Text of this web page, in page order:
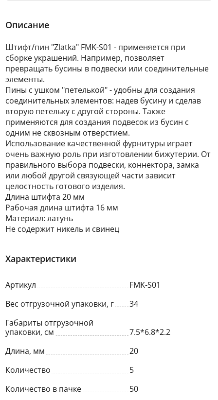
Описание
Штифт/пин "Zlatka" FMK-S01 - применяется при
сборке украшений. Например, позволяет
превращать бусины в подвески или соединительные
элементы.
Пины с ушком "петелькой" - удобны для создания
соединительных элементов: надев бусину и сделав
вторую петельку с другой стороны. Также
применяются для создания подвесок из бусин с
одним не сквозным отверстием.
Использование качественной фурнитуры играет
очень важную роль при изготовлении бижутерии. От
правильного выбора подвески, коннектора, замка
или любой другой связующей части зависит
целостность готового изделия.
Длина штифта 20 мм
Рабочая длина штифта 16 мм
Материал: латунь
Не содержит никель и свинец
Характеристики
Артикул
FMK-S01
Вес отгрузочной упаковки, г
34
Габариты отгрузочной
упаковки, см
7.5*6.8*2.2
Длина, мм
20
Количество
5
Количество в пачке
50